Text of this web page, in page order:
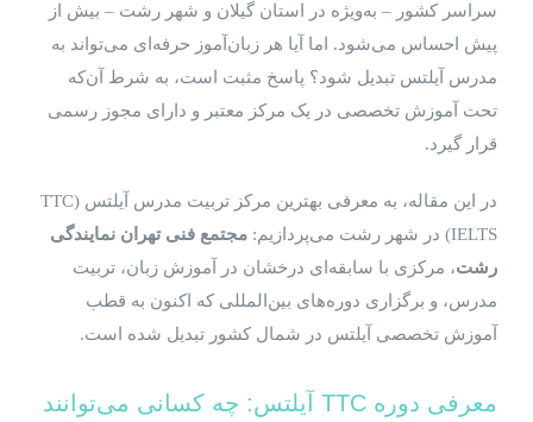
سراسر کشور – به‌ویژه در استان گیلان و شهر رشت – بیش از
پیش احساس می‌شود. اما آیا هر زبان‌آموز حرفه‌ای می‌تواند به
مدرس آیلتس تبدیل شود؟ پاسخ مثبت است، به شرط آن‌که
تحت آموزش تخصصی در یک مرکز معتبر و دارای مجوز رسمی
قرار گیرد.
در این مقاله، به معرفی بهترین مرکز تربیت مدرس آیلتس (TTC
IELTS) در شهر رشت می‌پردازیم:
مجتمع فنی تهران نمایندگی
رشت، مرکزی با سابقه‌ای درخشان در آموزش زبان، تربیت
مدرس، و برگزاری دوره‌های بین‌المللی که اکنون به قطب
آموزش تخصصی آیلتس در شمال کشور تبدیل شده است.
معرفی دوره TTC آیلتس: چه کسانی می‌توانند